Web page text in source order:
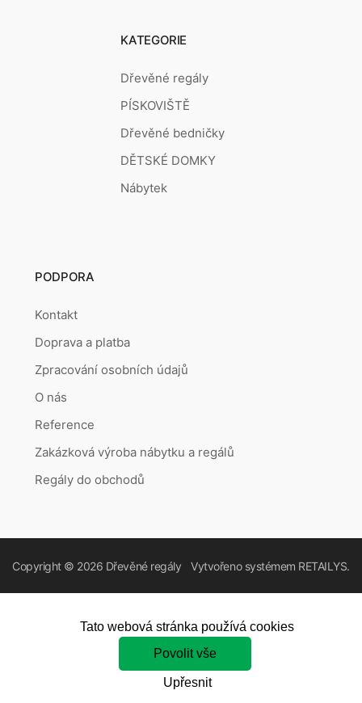
KATEGORIE
Dřevěné regály
PÍSKOVIŠTĚ
Dřevěné bedničky
DĚTSKÉ DOMKY
Nábytek
PODPORA
Kontakt
Doprava a platba
Zpracování osobních údajů
O nás
Reference
Zakázková výroba nábytku a regálů
Regály do obchodů
Copyright © 2026 Dřevěné regály Vytvořeno systémem RETAILYS.
Tato webová stránka používá cookies
Povolit vše
Upřesnit